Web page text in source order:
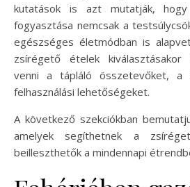
kutatások is azt mutatják,
fogyasztása nemcsak a
egészséges életmódban is
zsírégető ételek kiválasztásakor
venni a tápláló összetevőket, a
felhasználási lehetőségeket.
A következő szekciókban
amelyek segíthetnek a
beilleszthetők a mindennapi